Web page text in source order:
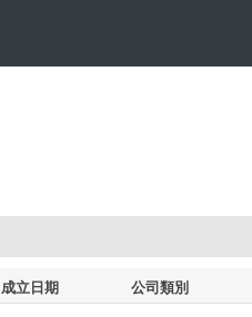
成立日期 公司類別